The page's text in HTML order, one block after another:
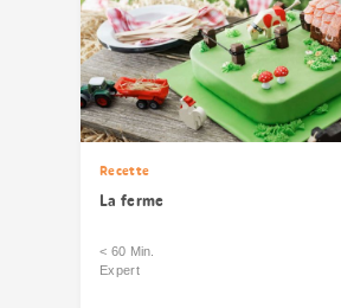
Recette
La ferme
< 60 Min.
Expert